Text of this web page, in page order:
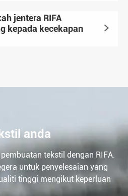
jentera RIFA
kepada kecekapan

anda
tekstil dengan RIFA.
untuk penyelesaian yang
tinggi mengikut keperluan